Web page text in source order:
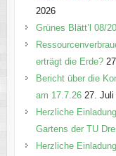
2026
Grünes Blätt’l 08/
erträgt die Erde?
Bericht über die
am 17.7.26 27. Juli
Herzliche
Gartens der TU
Herzliche